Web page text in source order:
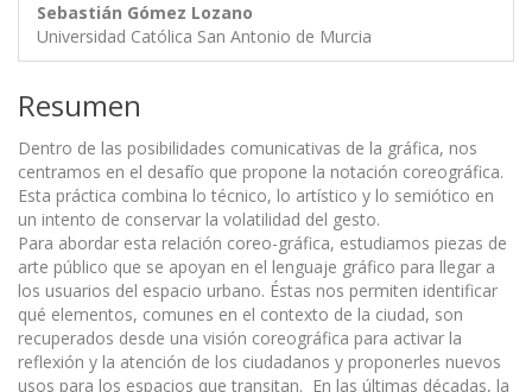
Sebastián Gómez Lozano
Universidad Católica San Antonio de Murcia
Resumen
Dentro de las posibilidades comunicativas de la gráfica, nos
centramos en el desafío que propone la notación coreográfica.
Esta práctica combina lo técnico, lo artístico y lo semiótico en
un intento de conservar la volatilidad del gesto.
Para abordar esta relación coreo-gráfica, estudiamos piezas de
arte público que se apoyan en el lenguaje gráfico para llegar a
los usuarios del espacio urbano. Éstas nos permiten identificar
qué elementos, comunes en el contexto de la ciudad, son
recuperados desde una visión coreográfica para activar la
reflexión y la atención de los ciudadanos y proponerles nuevos
usos para los espacios que transitan. En las últimas décadas, la